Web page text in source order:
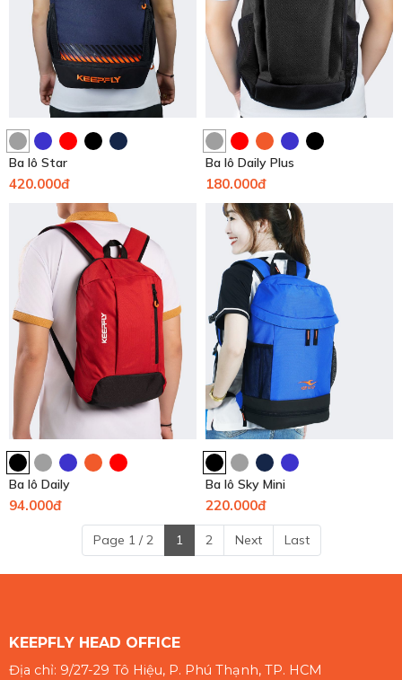
Ba lô Star
420.000đ
Ba lô Daily Plus
180.000đ
Ba lô Daily
94.000đ
Ba lô Sky Mini
220.000đ
Page 1 / 2 1 2 Next Last
KEEPFLY HEAD OFFICE
Địa chỉ: 9/27-29 Tô Hiệu, P. Phú Thạnh, TP. HCM